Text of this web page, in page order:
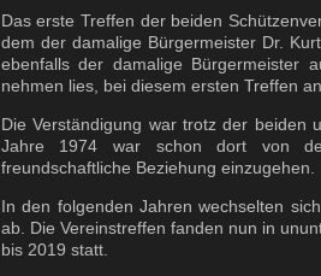
Das erste Treffen der beiden
dem der damalige Bürgermeister Dr.
ebenfalls der damalige Bürgermeister
nehmen lies, bei diesem ersten Treffen
Die Verständigung war trotz der beiden
Jahre 1974 war schon dort von
freundschaftliche Beziehung einzugehen.
In den folgenden Jahren wechselten
ab. Die Vereinstreffen fanden nun in
bis 2019 statt.